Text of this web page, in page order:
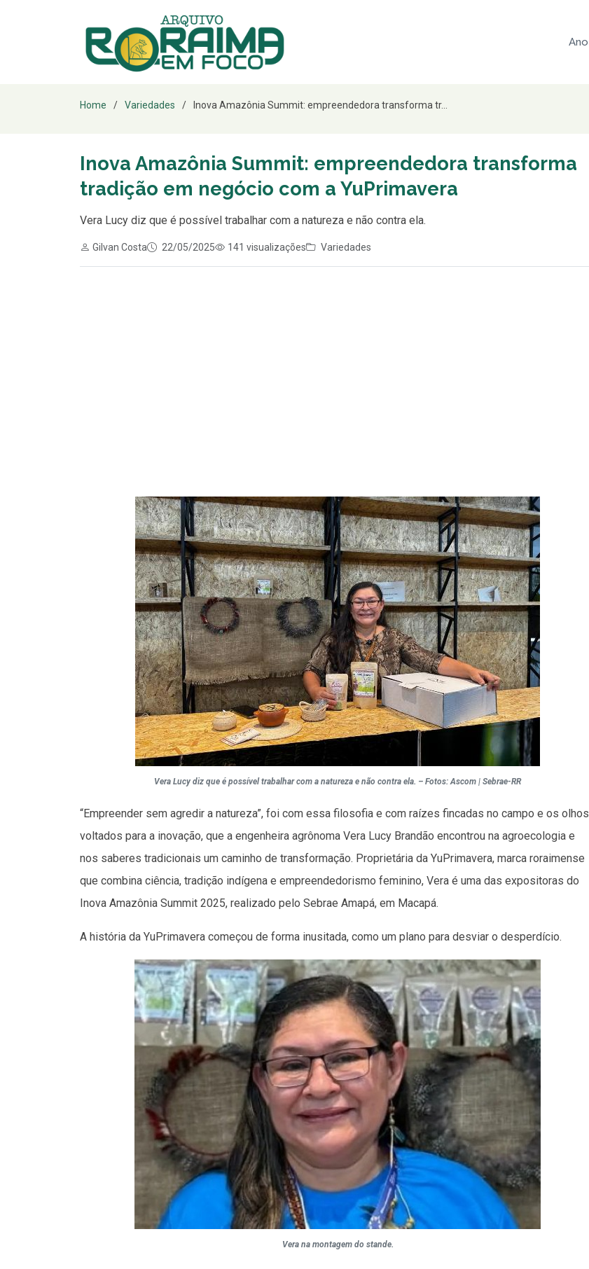
Ano
Home Variedades Inova Amazônia Summit: empreendedora transforma tr...
Inova Amazônia Summit: empreendedora transforma
tradição em negócio com a YuPrimavera
Vera Lucy diz que é possível trabalhar com a natureza e não contra ela.
Gilvan Costa 22/05/2025 141 visualizações Variedades
Vera Lucy diz que é possível trabalhar com a natureza e não contra ela. – Fotos: Ascom | Sebrae-RR
“Empreender sem agredir a natureza”, foi com essa filosofia e com raízes fincadas no campo e os olhos
voltados para a inovação, que a engenheira agrônoma Vera Lucy Brandão encontrou na agroecologia e
nos saberes tradicionais um caminho de transformação. Proprietária da YuPrimavera, marca roraimense
que combina ciência, tradição indígena e empreendedorismo feminino, Vera é uma das expositoras do
Inova Amazônia Summit 2025, realizado pelo Sebrae Amapá, em Macapá.
A história da YuPrimavera começou de forma inusitada, como um plano para desviar o desperdício.
Vera na montagem do stande.